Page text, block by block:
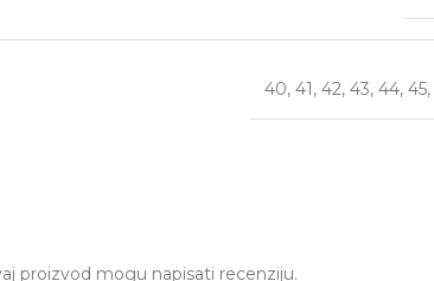
40, 41, 42, 43, 44, 45,
proizvod mogu napisati recenziju.